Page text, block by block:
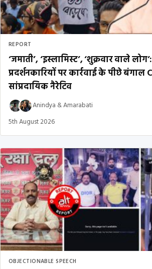
REPORT
‘जमाती’, ‘इस्लामिस्ट’, ‘शुक्रवार वाले
प्रदर्शनकारियों पर कार्रवाई के पीछे बंगाल
सांप्रदायिक नैरेटिव
Anindya &Amarabati
5th August 2026
OBJECTIONABLE SPEECH